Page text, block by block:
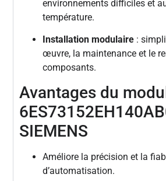
environnements difficiles et
température.
Installation modulaire :
œuvre, la maintenance et le
composants.
Avantages du
SIEMENS
Améliore la précision et la
d’automatisation.